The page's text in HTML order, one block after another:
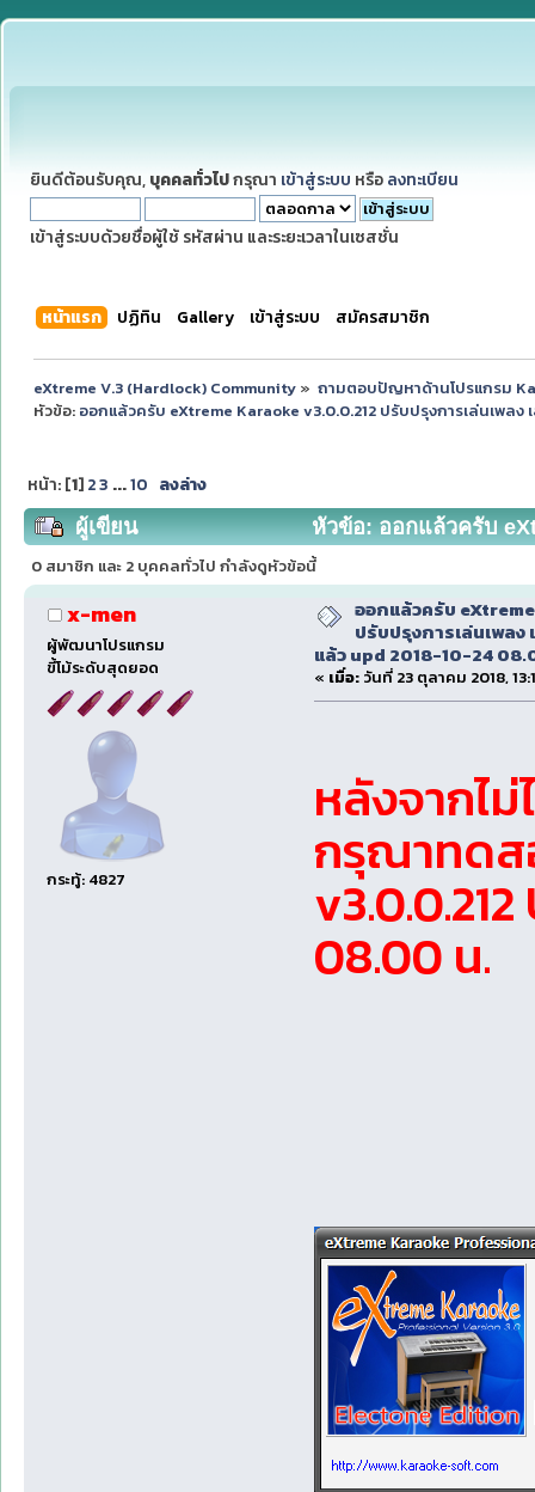
ยินดีต้อนรับคุณ, บุคคลทั่วไปกรุณา เข้าสู่ระบบ หรือ ลงทะเบียน
เข้าสู่ระบบด้วยชื่อผู้ใช้ รหัสผ่าน และระยะเวลาในเซสชั่น
หน้าแรก ปฏิทิน Gallery เข้าสู่ระบบ สมัครสมาชิก
eXtreme V.3 (Hardlock) Community» ถามตอบปัญหาด้านโปรแกรม
หัวข้อ: ออกแล้วครับ eXtreme Karaoke v3.0.0.212 ปรับปรุงการเล่นเพล
หน้า: [1] 23 ...10 ลงล่าง
ผู้เขียน
หัวข้อ: ออกแล้วครับ
v1809 ได้แล้ว upd 2018-10-24 08.00 น (อ่าน
0 สมาชิก และ 2 บุคคลทั่วไป กำลังดูหัวข้อนี้
x-men
ผู้พัฒนาโปรแกรม
ขี้โม้ระดับสุดยอด
กระทู้: 4827
ออกแล้วครับ
ปรับปรุงการเล่นเพลง
แล้ว upd 2018-10-24
« เมื่อ: วันที่ 23 ตุลาคม 2018,
หลังจากไ
กรุณาทดส
08.00 น.